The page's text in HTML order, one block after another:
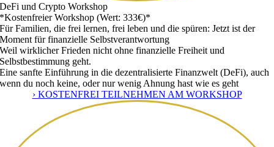
DeFi und Crypto Workshop
*Kostenfreier Workshop (Wert: 333€)*
Für Familien, die frei lernen, frei leben und die spüren: Jetzt ist der
Moment für finanzielle Selbstverantwortung
Weil wirklicher Frieden nicht ohne finanzielle Freiheit und
Selbstbestimmung geht.
Eine sanfte Einführung in die dezentralisierte Finanzwelt (DeFi), auch
wenn du noch keine, oder nur wenig Ahnung hast wie es geht
› KOSTENFREI TEILNEHMEN AM WORKSHOP